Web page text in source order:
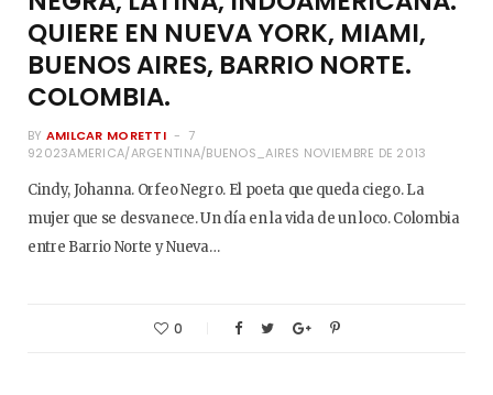
QUIERE EN NUEVA YORK, MIAMI,
BUENOS AIRES, BARRIO NORTE.
COLOMBIA.
BY AMILCAR MORETTI
7
92023AMERICA/ARGENTINA/BUENOS_AIRES NOVIEMBRE DE 2013
Cindy, Johanna. Orfeo Negro. El poeta que queda ciego. La
mujer que se desvanece. Un día en la vida de un loco. Colombia
entre Barrio Norte y Nueva…
0